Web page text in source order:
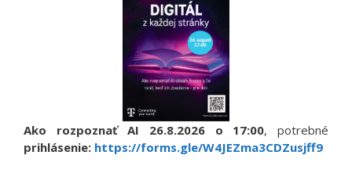
Ako rozpoznať AI 26.8.2026 o 17:00, potrebné
prihlásenie: https://forms.gle/W4JEZma3CDZusjff9